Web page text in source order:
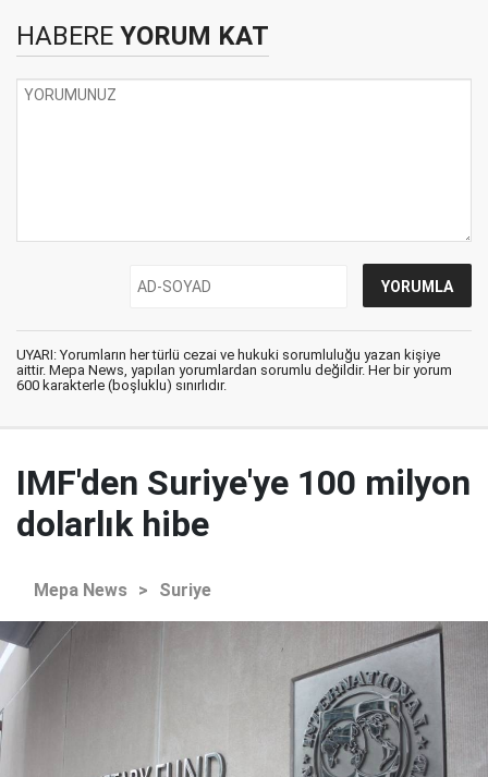
HABERE YORUM KAT
UYARI: Yorumların her türlü cezai ve hukuki sorumluluğu yazan kişiye
aittir. Mepa News, yapılan yorumlardan sorumlu değildir. Her bir yorum
600 karakterle (boşluklu) sınırlıdır.
IMF'den Suriye'ye 100 milyon
dolarlık hibe
Mepa News > Suriye